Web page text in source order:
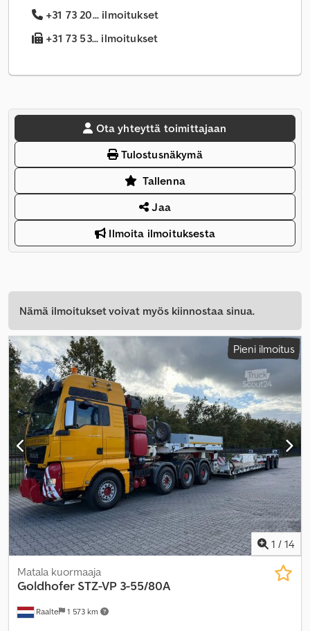
+31 73 20... ilmoitukset
+31 73 53... ilmoitukset
Ota yhteyttä toimittajaan
Tulostusnäkymä
Tallenna
Jaa
Ilmoita ilmoituksesta
Nämä ilmoitukset voivat myös kiinnostaa sinua.
Pieni ilmoitus
1 / 14
Raalte 1 573 km
Matala kuormaaja
Goldhofer STZ-VP 3-55/80A